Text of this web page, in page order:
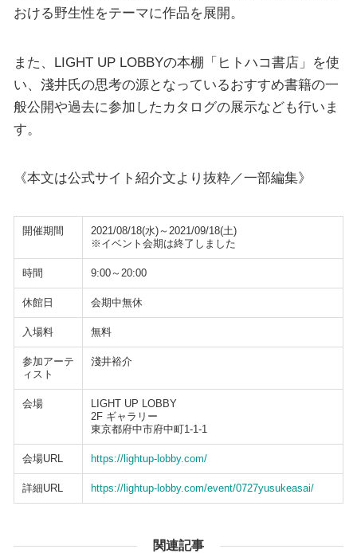
おける野生性をテーマに作品を展開。
また、LIGHT UP LOBBYの本棚「ヒトハコ書店」を使
い、淺井氏の思考の源となっているおすすめ書籍の一
般公開や過去に参加したカタログの展示なども行いま
す。
《本文は公式サイト紹介文より抜粋／一部編集》
開催期間
2021/08/18(水)～2021/09/18(土)
※イベント会期は終了しました
時間 9:00～20:00
休館日 会期中無休
入場料 無料
参加アーテ
ィスト
淺井裕介
会場
LIGHT UP LOBBY
2F ギャラリー
東京都府中市府中町1-1-1
会場URL https://lightup-lobby.com/
詳細URL https://lightup-lobby.com/event/0727yusukeasai/
関連記事